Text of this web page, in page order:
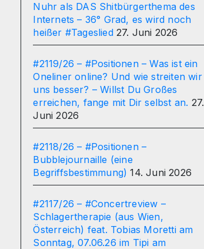
Nuhr als DAS Shitbürgerthema des
Internets – 36° Grad, es wird noch
heißer #Tageslied 27. Juni 2026
#2119/26 – #Positionen – Was ist ein
Oneliner online? Und wie streiten wir
uns besser? – Willst Du Großes
erreichen, fange mit Dir selbst an. 27.
Juni 2026
#2118/26 – #Positionen –
Bubblejournaille (eine
Begriffsbestimmung) 14. Juni 2026
#2117/26 – #Concertreview –
Schlagertherapie (aus Wien,
Österreich) feat. Tobias Moretti am
Sonntag, 07.06.26 im Tipi am